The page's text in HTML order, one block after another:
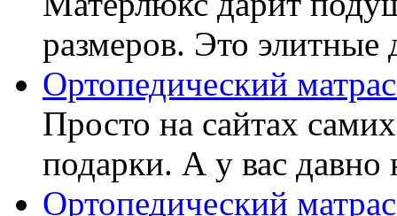
размеров. Это элитные
Ортопедический
Просто на сайтах
подарки. А у вас
Ортопедический